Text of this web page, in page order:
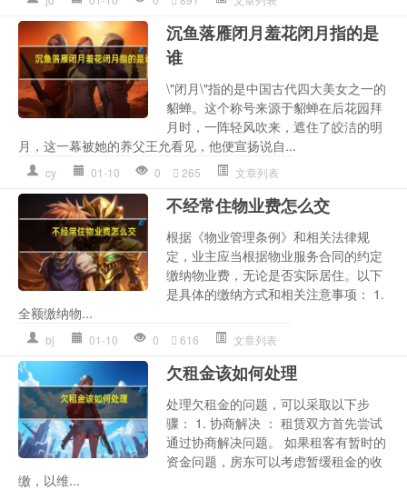
沉鱼落雁闭月羞花闭月指的是
谁
\"闭月\"指的是中国古代四大美女之一的
貂蝉。这个称号来源于貂蝉在后花园拜
月时，一阵轻风吹来，遮住了皎洁的明
月，这一幕被她的养父王允看见，他便宣扬说自...
cy 01-10 0 265 文章列表
不经常住物业费怎么交
根据《物业管理条例》和相关法律规
定，业主应当根据物业服务合同的约定
缴纳物业费，无论是否实际居住。以下
是具体的缴纳方式和相关注意事项： 1.
全额缴纳物...
bj 01-10 0 616 文章列表
欠租金该如何处理
处理欠租金的问题，可以采取以下步
骤： 1. 协商解决 ： 租赁双方首先尝试
通过协商解决问题。 如果租客有暂时的
资金问题，房东可以考虑暂缓租金的收
缴，以维...